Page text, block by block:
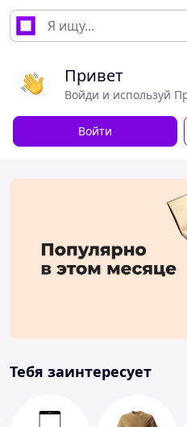
Привет
Войди и используй
Войти
Тебя заинтересует